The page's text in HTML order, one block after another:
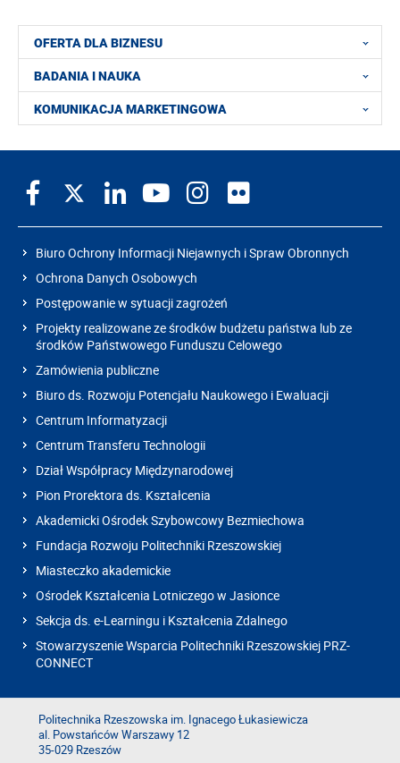
OFERTA DLA BIZNESU
BADANIA I NAUKA
KOMUNIKACJA MARKETINGOWA
Biuro Ochrony Informacji Niejawnych i Spraw Obronnych
Ochrona Danych Osobowych
Postępowanie w sytuacji zagrożeń
Projekty realizowane ze środków budżetu państwa lub ze
środków Państwowego Funduszu Celowego
Zamówienia publiczne
Biuro ds. Rozwoju Potencjału Naukowego i Ewaluacji
Centrum Informatyzacji
Centrum Transferu Technologii
Dział Współpracy Międzynarodowej
Pion Prorektora ds. Kształcenia
Akademicki Ośrodek Szybowcowy Bezmiechowa
Fundacja Rozwoju Politechniki Rzeszowskiej
Miasteczko akademickie
Ośrodek Kształcenia Lotniczego w Jasionce
Sekcja ds. e-Learningu i Kształcenia Zdalnego
Stowarzyszenie Wsparcia Politechniki Rzeszowskiej PRZ-
CONNECT
Politechnika Rzeszowska im. Ignacego Łukasiewicza
al. Powstańców Warszawy 12
35-029 Rzeszów